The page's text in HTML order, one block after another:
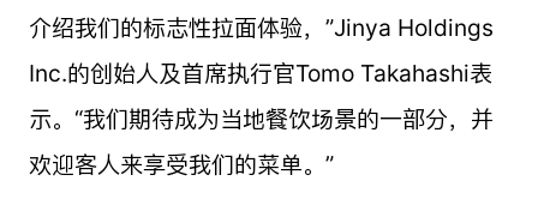
介绍我们的标志性拉面体验，”Jinya Holdings
Inc.的创始人及首席执行官Tomo Takahashi表
示。“我们期待成为当地餐饮场景的一部分，并
欢迎客人来享受我们的菜单。”